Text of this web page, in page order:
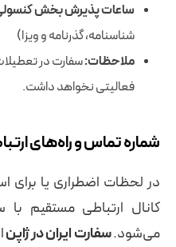
ساعات پذیرش بخش
شناسنامه، گذرنامه و ویزا)
ملاحظات:سفارت در
فعالیتی نخواهد داشت.
شماره تماس و راه‌های
در لحظات اضطراری یا برای
کانال ارتباطی مستقیم
می‌شود.سفارت ایران در ژاپن